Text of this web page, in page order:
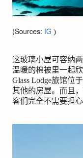
(Sources: IG )
这玻璃小屋可容纳
温暖的棉被里一起
Glass Lodge旅馆位
其他的房屋。而且
客们完全不需要担